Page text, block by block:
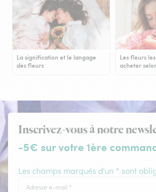
La signification et le langage
des fleurs
Les fleurs
acheter
Inscrivez-vous à notre
-5€ sur votre 1ère
Les champs marqués d'un * sont
Adresse e-mail *